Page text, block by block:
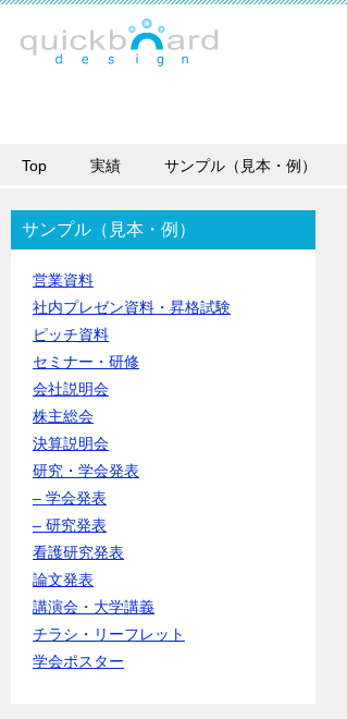
Top 実績 サンプル（見本・例）
サンプル（見本・例）
営業資料
社内プレゼン資料・昇格試験
ピッチ資料
セミナー・研修
会社説明会
株主総会
決算説明会
研究・学会発表
– 学会発表
– 研究発表
看護研究発表
論文発表
講演会・大学講義
チラシ・リーフレット
学会ポスター